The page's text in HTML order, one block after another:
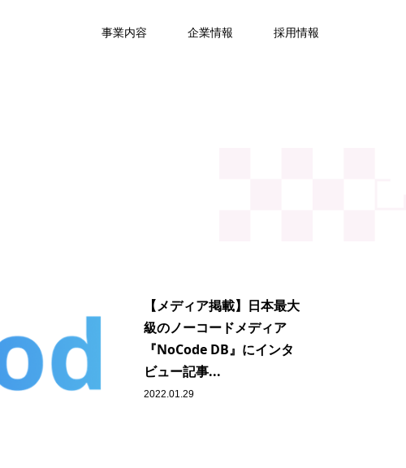
事業内容 企業情報 採用情報
【メディア掲載】日本最大
級のノーコードメディア
『NoCode DB』にインタ
ビュー記事...
2022.01.29